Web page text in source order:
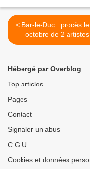
< Bar-le-Duc : procès le 18
octobre de 2 artistes
peintres
Hébergé par Overblog
Top articles
Pages
Contact
Signaler un abus
C.G.U.
Cookies et données